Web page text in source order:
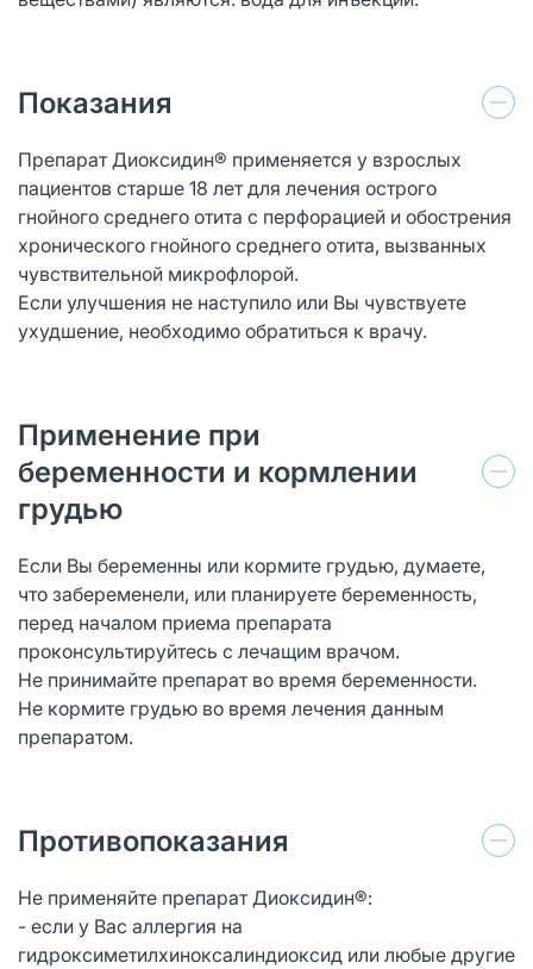
Показания
Препарат Диоксидин® применяется у взрослых
пациентов старше 18 лет для лечения острого
гнойного среднего отита с перфорацией и обострения
хронического гнойного среднего отита, вызванных
чувствительной микрофлорой.
Если улучшения не наступило или Вы чувствуете
ухудшение, необходимо обратиться к врачу.
Применение при
беременности и кормлении
грудью
Если Вы беременны или кормите грудью, думаете,
что забеременели, или планируете беременность,
перед началом приема препарата
проконсультируйтесь с лечащим врачом.
Не принимайте препарат во время беременности.
Не кормите грудью во время лечения данным
препаратом.
Противопоказания
Не применяйте препарат Диоксидин®:
- если у Вас аллергия на
гидроксиметилхиноксалиндиоксид или любые другие